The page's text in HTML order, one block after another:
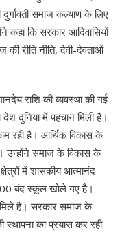
दुर्गावती समाज कल्याण के लिए
कहा कि सरकार आदिवासियों
रीति नीति, देवी-देवताओं
राशि की व्यवस्था की गई
दुनिया में पहचान मिली है।
रही है। आर्थिक विकास के
उन्होंने समाज के विकास के
क्षेत्रों में शासकीय आत्मानंद
बंद स्कूल खोले गए है।
है। सरकार समाज के
का प्रयास कर रही